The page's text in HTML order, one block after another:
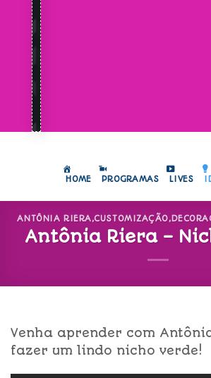
HOME PROGRAMAS LIVES
ANTÔNIA RIERA,CUSTOMIZAÇÃO,
Antônia Riera –
Venha aprender com
fazer um lindo nicho verde!